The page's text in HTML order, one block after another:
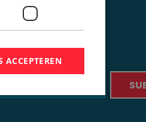
ACCEPTEREN